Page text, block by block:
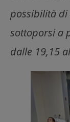
possibilità
sottoporsi a
dalle 19,15